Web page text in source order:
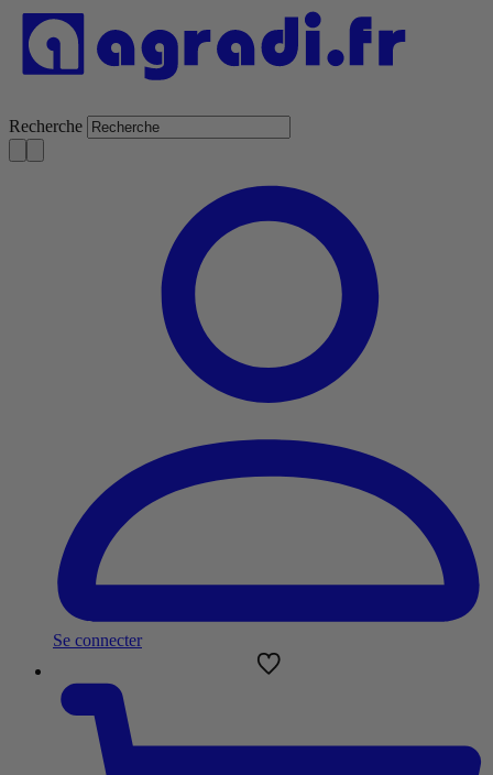
Recherche
Se connecter